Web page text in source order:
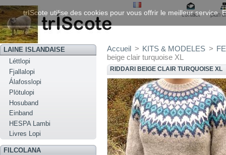
contact plan
LAINE ISLANDAISE
Léttlopi
Fjallalopi
Álafosslopi
Plötulopi
Hosuband
Einband
HESPA Lambi
Livres Lopi
FILCOLANA
Accueil > KITS & MODELES >
beige clair turquoise XL
RIDDARI BEIGE CLAIR TURQUOISE XL
trIScote utilise des cookies pour vous offrir le meilleur